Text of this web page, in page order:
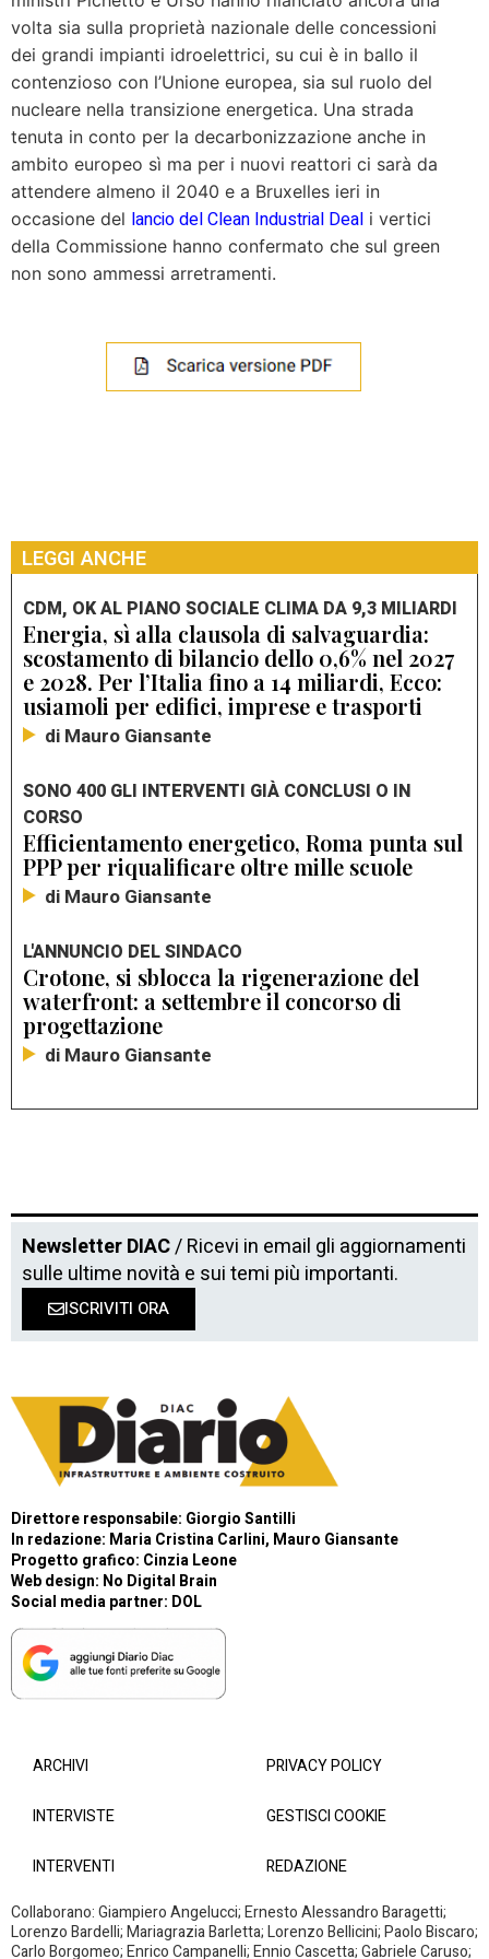
volta sia sulla proprietà nazionale delle concessioni
dei grandi impianti idroelettrici, su cui è in ballo il
contenzioso con l’Unione europea, sia sul ruolo del
nucleare nella transizione energetica. Una strada
tenuta in conto per la decarbonizzazione anche in
ambito europeo sì ma per i nuovi reattori ci sarà da
attendere almeno il 2040 e a Bruxelles ieri in
occasione del lancio del Clean Industrial Deal i vertici
della Commissione hanno confermato che sul green
non sono ammessi arretramenti.
LEGGI ANCHE
CDM, OK AL PIANO SOCIALE CLIMA DA 9,3 MILIARDI
Energia, sì alla clausola di salvaguardia:
scostamento di bilancio dello 0,6% nel 2027
e 2028. Per l’Italia fino a 14 miliardi, Ecco:
usiamoli per edifici, imprese e trasporti
di Mauro Giansante
SONO 400 GLI INTERVENTI GIÀ CONCLUSI O IN
CORSO
Efficientamento energetico, Roma punta sul
PPP per riqualificare oltre mille scuole
di Mauro Giansante
L'ANNUNCIO DEL SINDACO
Crotone, si sblocca la rigenerazione del
waterfront: a settembre il concorso di
progettazione
di Mauro Giansante
Newsletter DIAC/ Ricevi in email gli aggiornamenti
sulle ultime novità e sui temi più importanti.
ISCRIVITI ORA
Direttore responsabile: Giorgio Santilli
In redazione: Maria Cristina Carlini, Mauro Giansante
Progetto grafico: Cinzia Leone
Web design: No Digital Brain
Social media partner: DOL
ARCHIVI
INTERVISTE
INTERVENTI
PRIVACY POLICY
GESTISCI COOKIE
REDAZIONE
Collaborano: Giampiero Angelucci; Ernesto Alessandro Baragetti;
Lorenzo Bardelli; Mariagrazia Barletta; Lorenzo Bellicini; Paolo Biscaro;
Carlo Borgomeo; Enrico Campanelli; Ennio Cascetta; Gabriele Caruso;